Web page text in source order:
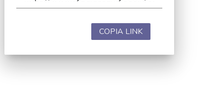
COPIA LINK